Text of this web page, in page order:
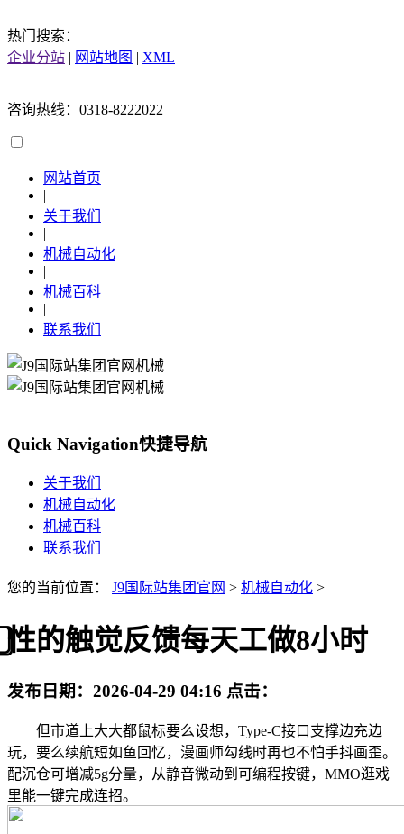
热门搜索：
企业分站 | 网站地图 | XML
咨询热线：0318-8222022
网站首页
|
关于我们
|
机械自动化
|
机械百科
|
联系我们
Quick Navigation快捷导航
关于我们
机械自动化
机械百科
联系我们
您的当前位置： J9国际站集团官网 > 机械自动化 >
⃣性的触觉反馈每天工做8小时
发布日期： 2026-04-29 04:16 点击：
但市道上大大都鼠标要么设想，Type-C接口支撑边充边
玩，要么续航短如鱼回忆，漫画师勾线时再也不怕手抖画歪。
配沉仓可增减5g分量，从静音微动到可编程按键，MMO逛戏
里能一键完成连招。